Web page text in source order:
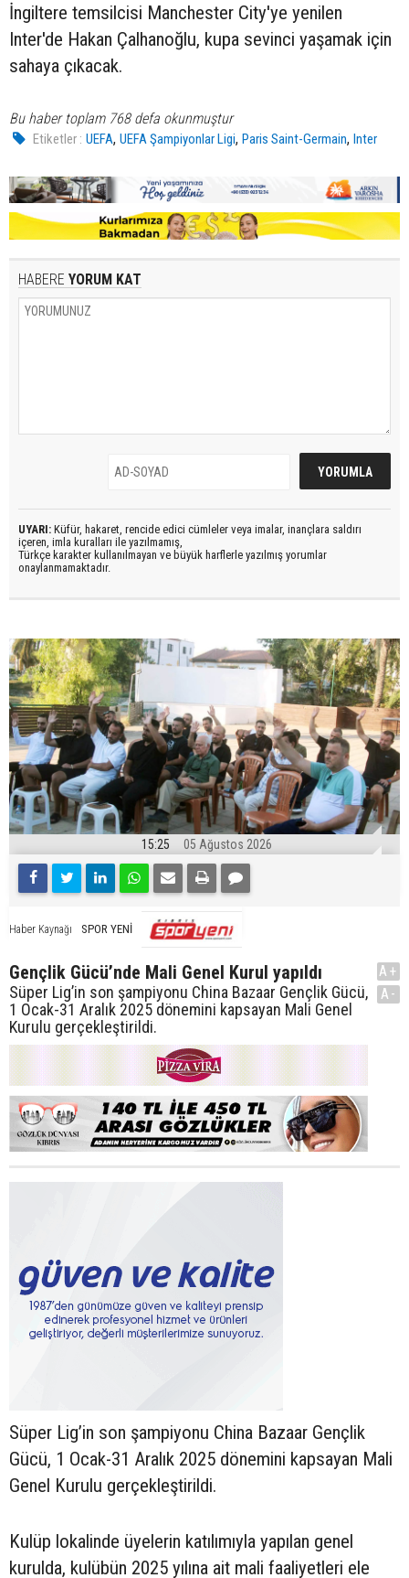
İngiltere temsilcisi Manchester City'ye yenilen
Inter'de Hakan Çalhanoğlu, kupa sevinci yaşamak için
sahaya çıkacak.
Bu haber toplam 768 defa okunmuştur
Etiketler : UEFA,UEFA Şampiyonlar Ligi,Paris Saint-Germain,Inter
HABERE YORUM KAT
UYARI: Küfür, hakaret, rencide edici cümleler veya imalar, inançlara saldırı
içeren, imla kuralları ile yazılmamış,
Türkçe karakter kullanılmayan ve büyük harflerle yazılmış yorumlar
onaylanmamaktadır.
15:25 05 Ağustos 2026
Haber Kaynağı SPOR YENİ
Gençlik Gücü’nde Mali Genel Kurul yapıldı
Süper Lig’in son şampiyonu China Bazaar Gençlik Gücü,
1 Ocak-31 Aralık 2025 dönemini kapsayan Mali Genel
Kurulu gerçekleştirildi.
A+
A-
Süper Lig’in son şampiyonu China Bazaar Gençlik
Gücü, 1 Ocak-31 Aralık 2025 dönemini kapsayan Mali
Genel Kurulu gerçekleştirildi.
Kulüp lokalinde üyelerin katılımıyla yapılan genel
kurulda, kulübün 2025 yılına ait mali faaliyetleri ele